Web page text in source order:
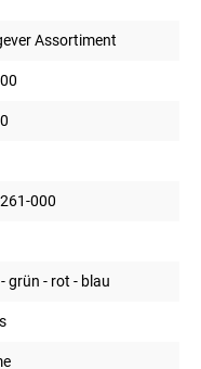
Assortiment
000
grün - rot - blau